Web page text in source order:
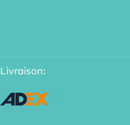
Livraison: